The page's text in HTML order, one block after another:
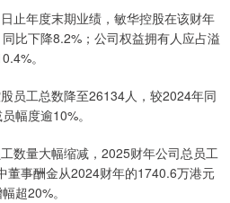
止年度末期业绩，敏华控股在该财年
比下降8.2%；公司权益拥有人应占溢
。
员工总数降至26134人，较2024年同
幅度逾10%。
数量大幅缩减，2025财年公司总员工
董事酬金从2024财年的1740.6万港元
超20%。